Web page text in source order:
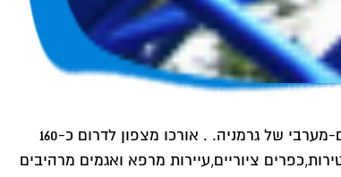
היער השחור ופארק אירופה הם שילוב מנצח.היער השחור הוא אחד היערות המרתקים, הצבעונים והמגוונים ביותר בעולם. בקצה הדרום-מערבי של גרמניה. . אורכו מצפון לדרום כ-160
משובץ בטירות,כפרים ציוריים,עיירות מרפא ואגמים מרהיבים